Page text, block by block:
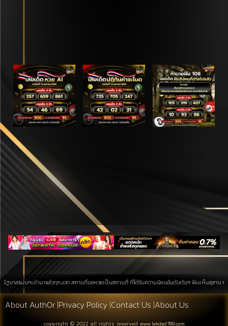
แม่นๆเข้ามาแล้วทุกงวด สถานที่ขอหวยเป็นสถานที่ ที่ได้รับความนิยมอันดับต้นๆ ฝันเห็นสุสาน กา
About Auth0r |Privacy Policy |Contact Us |About Us
copyright © 2022 all rights reserved www.lekded789.com